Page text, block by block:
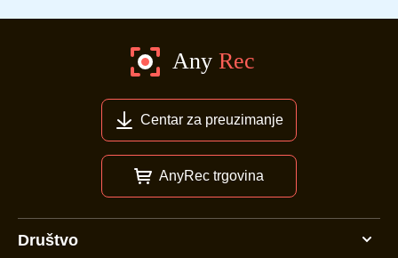
Centar za preuzimanje
AnyRec trgovina
Društvo